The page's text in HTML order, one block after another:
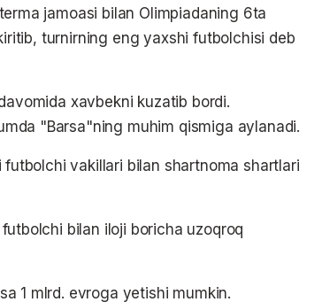
jamoasi bilan Olimpiadaning 6ta
turnirning eng yaxshi futbolchisi deb
xavbekni kuzatib bordi.
"Barsa"ning muhim qismiga aylanadi.
vakillari bilan shartnoma shartlari
bilan iloji boricha uzoqroq
1 mlrd. evroga yetishi mumkin.